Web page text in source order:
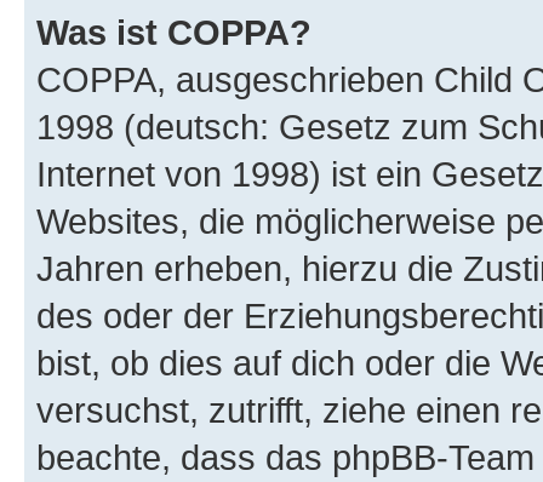
Was ist COPPA?
COPPA, ausgeschrieben Child
1998 (deutsch: Gesetz zum
Internet von 1998) ist ein
Websites, die möglicherweise
Jahren erheben, hierzu die
des oder der
bist, ob dies auf dich oder die
versuchst, zutrifft, ziehe einen
beachte, dass das phpBB-